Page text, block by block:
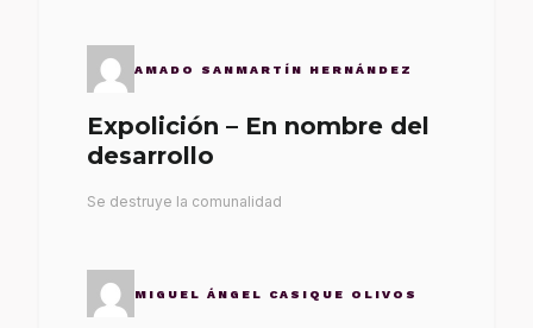
AMADO SANMARTÍN HERNÁNDEZ
Expolición – En nombre del
desarrollo
Se destruye la comunalidad
MIGUEL ÁNGEL CASIQUE OLIVOS